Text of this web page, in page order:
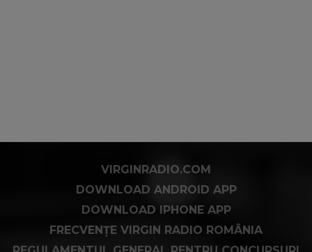
VIRGINRADIO.COM
DOWNLOAD ANDROID APP
DOWNLOAD IPHONE APP
FRECVENȚE VIRGIN RADIO ROMÂNIA